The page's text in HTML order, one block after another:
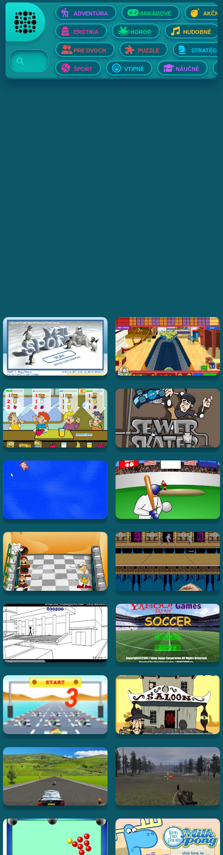
ADVENTÚRA ARKÁDOVÉ AKČNÉ
EROTIKA HOROR HUDOBNÉ
PRE DVOCH PUZZLE STRATÉGIE
ŠPORT VTIPNÉ NÁUČNÉ